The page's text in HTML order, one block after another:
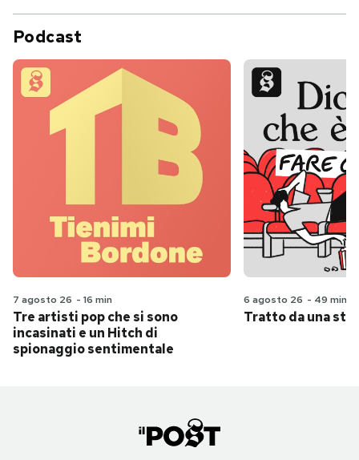
Podcast
7 agosto 26 - 16 min
Tre artisti pop che si sono
incasinati e un Hitch di
spionaggio sentimentale
6 agosto 26 - 49 min
Tratto da una